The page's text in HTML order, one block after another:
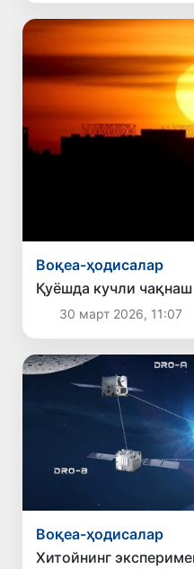
Воқеа-ҳодисалар
Қуёшда кучли
30 март 2026, 11:07
Воқеа-ҳодисалар
Хитойнинг